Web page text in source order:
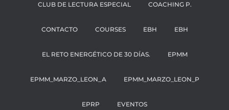
CLUB DE LECTURA ESPECIAL COACHING P.
CONTACTO COURSES EBH EBH
EL RETO ENERGÉTICO DE 30 DÍAS. EPMM
EPMM_MARZO_LEON_A EPMM_MARZO_LEON_P
EPRP EVENTOS